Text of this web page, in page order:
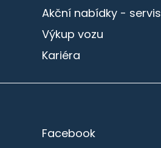
Akční nabídky - servis
Výkup vozu
Kariéra
Facebook